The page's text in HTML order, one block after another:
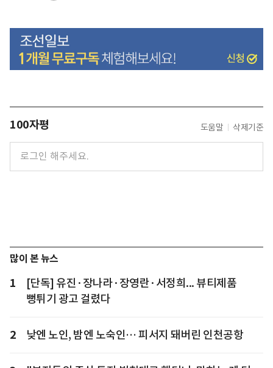
100자평 도움말 삭제기준
많이 본 뉴스
1
[단독] 유진·장나라·장영란·서정희... 뷰티제품
뻥튀기 광고 걸렸다
2 낮엔 노인, 밤엔 노숙인… 피서지 돼버린 인천공항